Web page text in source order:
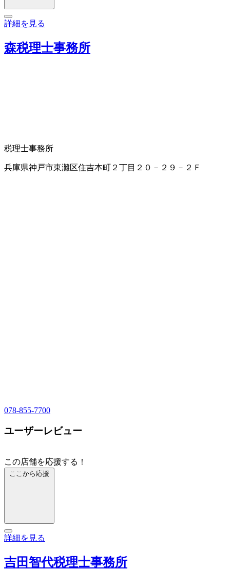
詳細を見る
森税理士事務所
税理士事務所
兵庫県神戸市東灘区住吉本町２丁目２０－２９－２Ｆ
078-855-7700
ユーザーレビュー
この店舗を応援する！
ここから応援
詳細を見る
吉田智代税理士事務所